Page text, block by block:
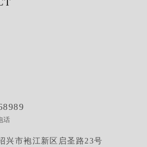
话
兴市袍江新区启圣路23号